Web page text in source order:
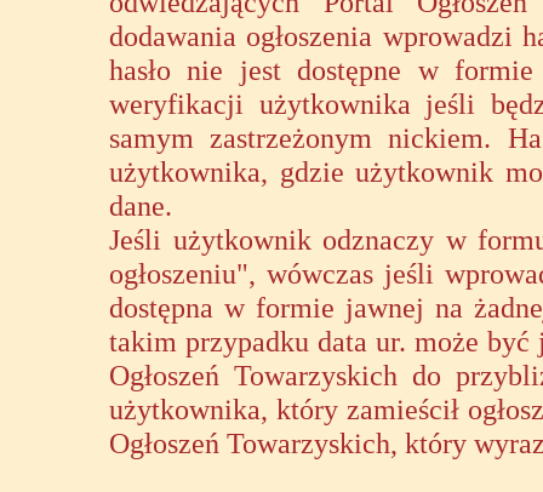
dodawania ogłoszenia wprowadzi
hasło nie jest dostępne w
weryfikacji użytkownika jeśli
samym zastrzeżonym nickiem.
użytkownika, gdzie użytkownik
dane.
Jeśli użytkownik odznaczy w
ogłoszeniu", wówczas jeśli
dostępna w formie jawnej na
takim przypadku data ur. może
Ogłoszeń Towarzyskich do
użytkownika, który zamieścił
Ogłoszeń Towarzyskich, który